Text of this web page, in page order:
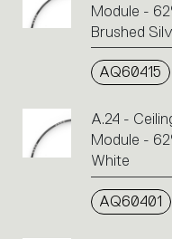
Module -
Brushed
AQ60415
A.24 -
Module -
White
AQ60401